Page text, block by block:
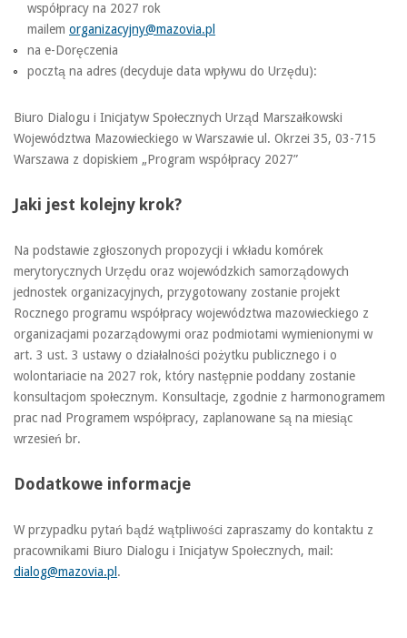
współpracy na 2027 rok
mailem organizacyjny@mazovia.pl
na e-Doręczenia
pocztą na adres (decyduje data wpływu do Urzędu):
Biuro Dialogu i Inicjatyw Społecznych Urząd Marszałkowski
Województwa Mazowieckiego w Warszawie ul. Okrzei 35, 03-715
Warszawa z dopiskiem „Program współpracy 2027”
Jaki jest kolejny krok?
Na podstawie zgłoszonych propozycji i wkładu komórek
merytorycznych Urzędu oraz wojewódzkich samorządowych
jednostek organizacyjnych, przygotowany zostanie projekt
Rocznego programu współpracy województwa mazowieckiego z
organizacjami pozarządowymi oraz podmiotami wymienionymi w
art. 3 ust. 3 ustawy o działalności pożytku publicznego i o
wolontariacie na 2027 rok, który następnie poddany zostanie
konsultacjom społecznym. Konsultacje, zgodnie z harmonogramem
prac nad Programem współpracy, zaplanowane są na miesiąc
wrzesień br.
Dodatkowe informacje
W przypadku pytań bądź wątpliwości zapraszamy do kontaktu z
pracownikami Biuro Dialogu i Inicjatyw Społecznych, mail:
dialog@mazovia.pl .